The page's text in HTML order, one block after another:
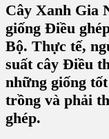
Cây Xanh Gia
giống Điều
Bộ. Thực tế,
suất cây Điều
những giống
trồng và phải
ghép.